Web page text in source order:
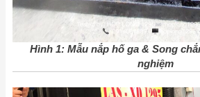
Hình 1: Mẫu nắp hố ga & Song
nghiệm